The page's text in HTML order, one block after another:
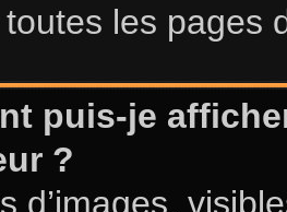
les pages
puis-je
?
d’images,